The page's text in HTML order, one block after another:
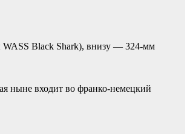
WASS Black Shark), внизу — 324-мм
ныне входит во франко-немецкий